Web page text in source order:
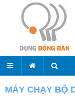
MÁY CHẠY BỘ